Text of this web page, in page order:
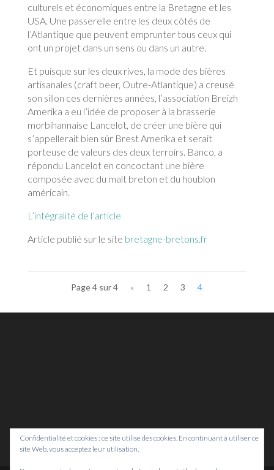
culturels et économiques entre la Bretagne et les
USA. Une passerelle entre les deux côtés de
l’Atlantique que peuvent emprunter tous ceux qui
ont un projet dans un sens ou dans un autre.
Et puisque sur les deux rives, la mode des bières
artisanales (craft beer, Outre-Atlantique) a creusé
son sillon ces dernières années, l’association Breizh
Amerika a eu l’idée de proposer à la brasserie
morbihannaise Lancelot, de créer une bière qui
s’appellerait bien sûr Brest Amerika et serait
porteuse de valeurs des deux terroirs. Banco, a
répondu Lancelot en concoctant une bière
composée avec du malt breton et du houblon
américain.
L’intégralité de l’article
Article publié sur le site bretagne-bretons.fr
Page 4 sur 4 « 1 2 3 4
Confidentialité et cookies : ce site utilise des cookies. En continuant à utiliser ce
site Web, vous acceptez leur utilisation.